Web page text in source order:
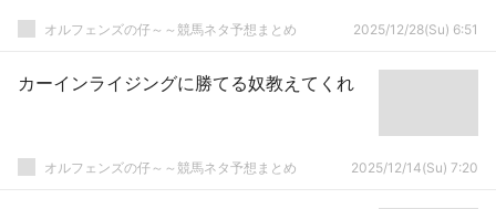
オルフェンズの仔～～競馬ネタ予想まとめ 2025/12/28(Su) 6:51
カーインライジングに勝てる奴教えてくれ
オルフェンズの仔～～競馬ネタ予想まとめ 2025/12/14(Su) 7:20